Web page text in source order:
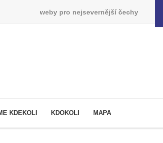
weby pro nejsevernější čechy
KDEKOLI KDOKOLI MAPA